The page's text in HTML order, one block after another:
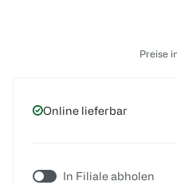
Preise
Online lieferbar
In Filiale abholen